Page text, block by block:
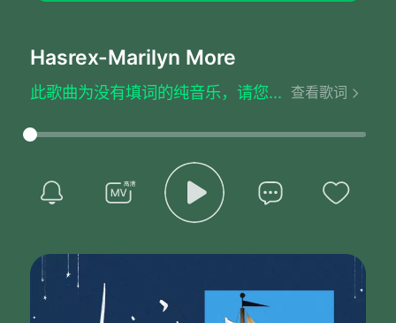
Hasrex-Marilyn More
此歌曲为没有填词的纯音乐，请您欣赏 查看歌词